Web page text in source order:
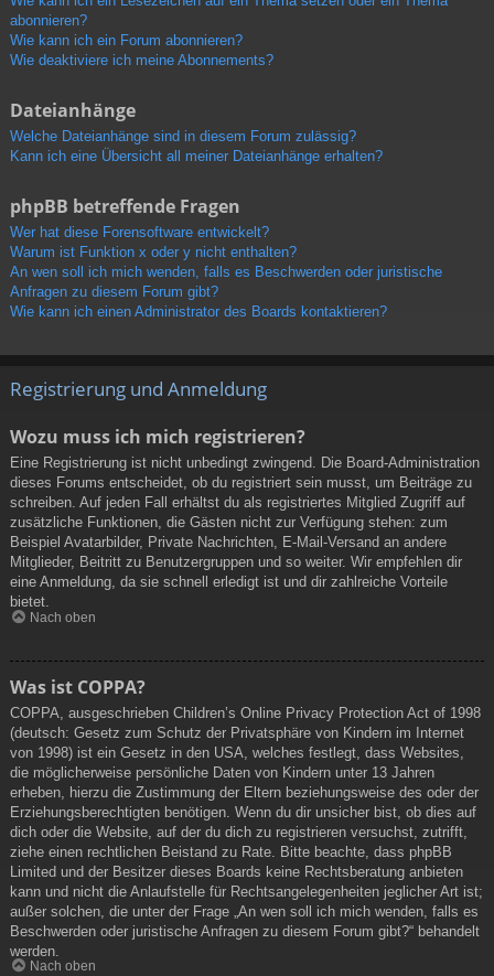
abonnieren?
Wie kann ich ein Forum abonnieren?
Wie deaktiviere ich meine Abonnements?
Dateianhänge
Welche Dateianhänge sind in diesem Forum zulässig?
Kann ich eine Übersicht all meiner Dateianhänge erhalten?
phpBB betreffende Fragen
Wer hat diese Forensoftware entwickelt?
Warum ist Funktion x oder y nicht enthalten?
An wen soll ich mich wenden, falls es Beschwerden oder juristische
Anfragen zu diesem Forum gibt?
Wie kann ich einen Administrator des Boards kontaktieren?
Registrierung und Anmeldung
Wozu muss ich mich registrieren?
Eine Registrierung ist nicht unbedingt zwingend. Die Board-Administration
dieses Forums entscheidet, ob du registriert sein musst, um Beiträge zu
schreiben. Auf jeden Fall erhältst du als registriertes Mitglied Zugriff auf
zusätzliche Funktionen, die Gästen nicht zur Verfügung stehen: zum
Beispiel Avatarbilder, Private Nachrichten, E-Mail-Versand an andere
Mitglieder, Beitritt zu Benutzergruppen und so weiter. Wir empfehlen dir
eine Anmeldung, da sie schnell erledigt ist und dir zahlreiche Vorteile
bietet.
Nach oben
Was ist COPPA?
COPPA, ausgeschrieben Children’s Online Privacy Protection Act of 1998
(deutsch: Gesetz zum Schutz der Privatsphäre von Kindern im Internet
von 1998) ist ein Gesetz in den USA, welches festlegt, dass Websites,
die möglicherweise persönliche Daten von Kindern unter 13 Jahren
erheben, hierzu die Zustimmung der Eltern beziehungsweise des oder der
Erziehungsberechtigten benötigen. Wenn du dir unsicher bist, ob dies auf
dich oder die Website, auf der du dich zu registrieren versuchst, zutrifft,
ziehe einen rechtlichen Beistand zu Rate. Bitte beachte, dass phpBB
Limited und der Besitzer dieses Boards keine Rechtsberatung anbieten
kann und nicht die Anlaufstelle für Rechtsangelegenheiten jeglicher Art ist;
außer solchen, die unter der Frage „An wen soll ich mich wenden, falls es
Beschwerden oder juristische Anfragen zu diesem Forum gibt?“ behandelt
werden.
Nach oben